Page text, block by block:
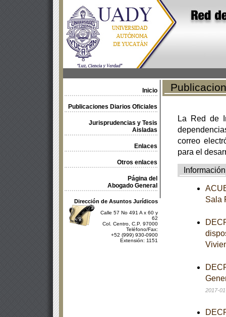
Inicio
Publicaciones Diarios Oficiales
Jurisprudencias y Tesis
Aisladas
Enlaces
Otros enlaces
Página del
Abogado General
Dirección de Asuntos Jurídicos
Calle 57 No 491 A x 60 y
62
Col. Centro, C.P. 97000
Teléfono/Fax:
+52 (999) 930-0900
Extensión: 1151
La Red de
correo
para el
Información
Sala
2017-